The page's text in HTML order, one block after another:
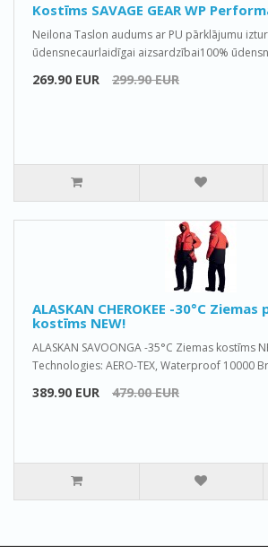
Kostīms SAVAGE GEAR WP
Neilona Taslon audums ar PU pārklājumu
ūdensnecaurlaidīgai aizsardzībai100%
269.90 EUR 299.90 EUR
ALASKAN CHEROKEE -30°C Ziemas
kostīms NEW!
ALASKAN SAVOONGA -35°C Ziemas kostīms
Technologies: AERO-TEX, Waterproof 10000
389.90 EUR 479.00 EUR